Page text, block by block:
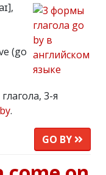
(go
3-я
.
GO BY